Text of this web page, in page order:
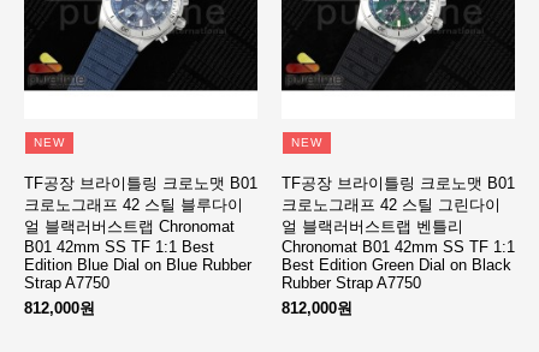
NEW
TF공장 브라이틀링 크로노맷 B01
크로노그래프 42 스틸 블루다이
얼 블랙러버스트랩 Chronomat
B01 42mm SS TF 1:1 Best
Edition Blue Dial on Blue Rubber
Strap A7750
812,000원
NEW
TF공장 브라이틀링 크로노맷 B01
크로노그래프 42 스틸 그린다이
얼 블랙러버스트랩 벤틀리
Chronomat B01 42mm SS TF 1:1
Best Edition Green Dial on Black
Rubber Strap A7750
812,000원